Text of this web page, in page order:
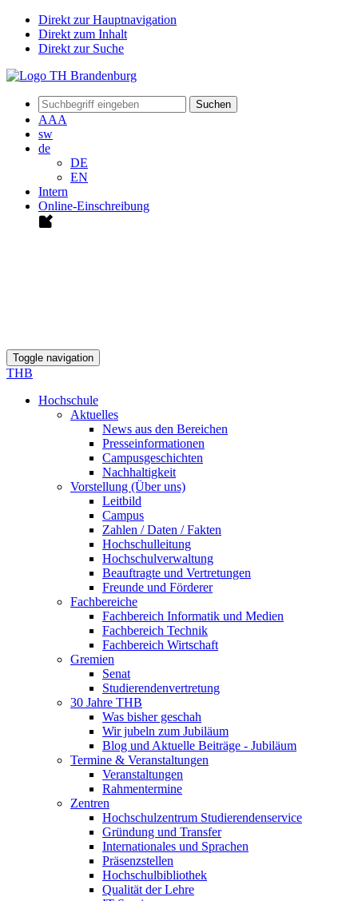
Direkt zur Hauptnavigation
Direkt zum Inhalt
Direkt zur Suche
Suchen
AAA
sw
de
DE
EN
Intern
Online-Einschreibung
Toggle navigation
THB
Hochschule
Aktuelles
News aus den Bereichen
Presseinformationen
Campusgeschichten
Nachhaltigkeit
Vorstellung (Über uns)
Leitbild
Campus
Zahlen / Daten / Fakten
Hochschulleitung
Hochschulverwaltung
Beauftragte und Vertretungen
Freunde und Förderer
Fachbereiche
Fachbereich Informatik und Medien
Fachbereich Technik
Fachbereich Wirtschaft
Gremien
Senat
Studierendenvertretung
30 Jahre THB
Was bisher geschah
Wir jubeln zum Jubiläum
Blog und Aktuelle Beiträge - Jubiläum
Termine & Veranstaltungen
Veranstaltungen
Rahmentermine
Zentren
Hochschulzentrum Studierendenservice
Gründung und Transfer
Internationales und Sprachen
Präsenzstellen
Hochschulbibliothek
Qualität der Lehre